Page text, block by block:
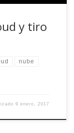
y tiro
nube
9 enero, 2017